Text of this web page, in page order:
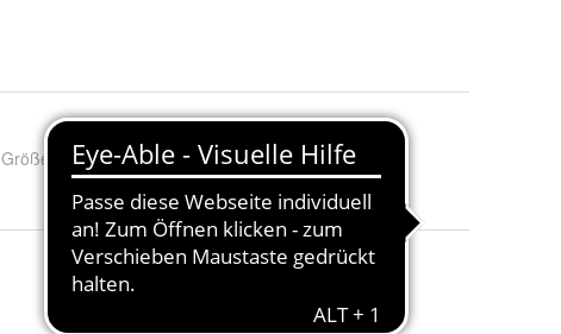
Größe 4XL, L, M, S, XL, XS, 2XL und 3XL